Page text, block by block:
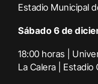
Estadio Municipal
Sábado 6 de
18:00 horas |
La Calera | Estadio